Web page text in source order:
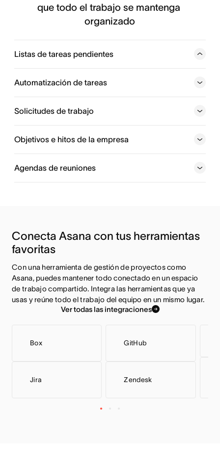
que todo el trabajo se mantenga
organizado
Listas de tareas pendientes
Mira todo el trabajo que tienes asignado en Mis tareas
para saber en qué trabajar hoy, mañana y en las próximas
Automatización de tareas
Solicitudes de trabajo
Objetivos e hitos de la empresa
Agendas de reuniones
Conecta Asana con tus herramientas
favoritas
Con una herramienta de gestión de proyectos como
Asana, puedes mantener todo conectado en un espacio
de trabajo compartido. Integra las herramientas que ya
usas y reúne todo el trabajo del equipo en un mismo lugar.
Ver todas las integraciones
Box
Jira
GitHub
Zendesk